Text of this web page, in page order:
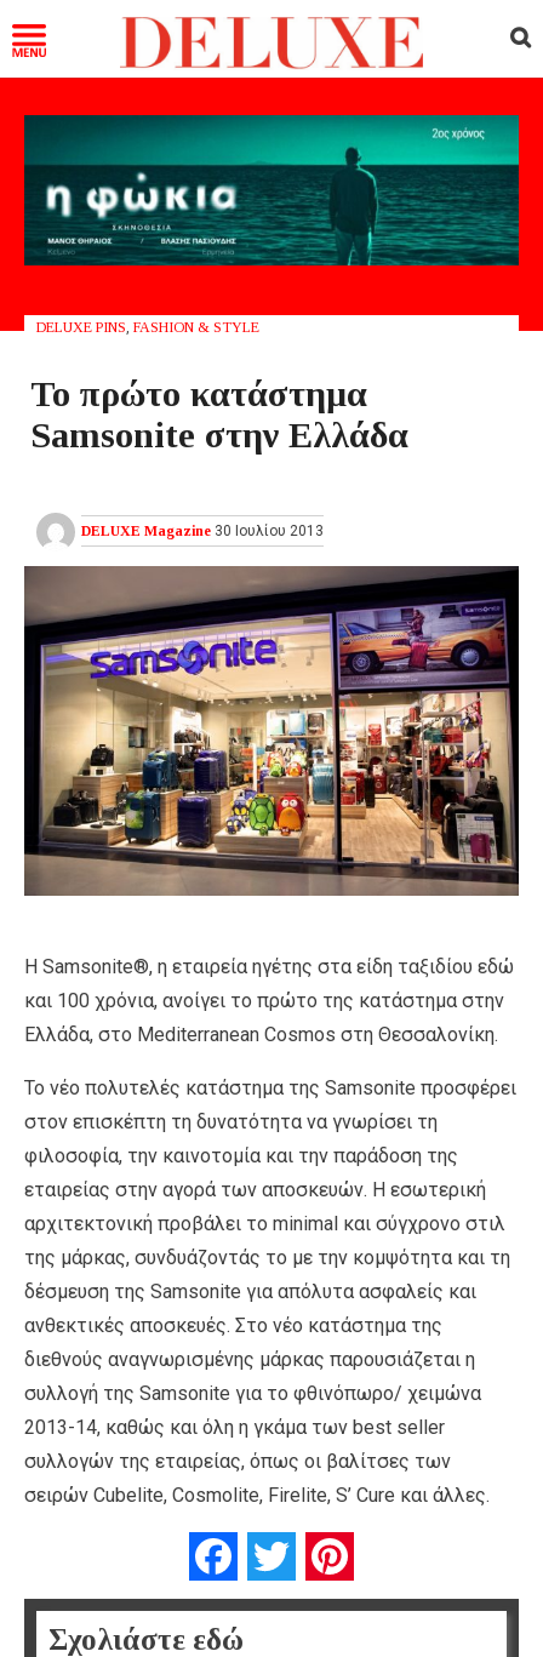
DELUXE PINS FASHION & STYLE
Το πρώτο κατάστημα
Samsonite στην Ελλάδα
DELUXE Magazine 30 Ιουλίου 2013
Η Samsonite®, η εταιρεία ηγέτης στα είδη ταξιδίου εδώ
και 100 χρόνια, ανοίγει το πρώτο της κατάστημα στην
Ελλάδα, στο Mediterranean Cosmos στη Θεσσαλονίκη.
Το νέο πολυτελές κατάστημα της Samsonite προσφέρει
στον επισκέπτη τη δυνατότητα να γνωρίσει τη
φιλοσοφία, την καινοτομία και την παράδοση της
εταιρείας στην αγορά των αποσκευών. Η εσωτερική
αρχιτεκτονική προβάλει το minimal και σύγχρονο στιλ
της μάρκας, συνδυάζοντάς το με την κομψότητα και τη
δέσμευση της Samsonite για απόλυτα ασφαλείς και
ανθεκτικές αποσκευές. Στο νέο κατάστημα της
διεθνούς αναγνωρισμένης μάρκας παρουσιάζεται η
συλλογή της Samsonite για το φθινόπωρο/ χειμώνα
2013-14, καθώς και όλη η γκάμα των best seller
συλλογών της εταιρείας, όπως οι βαλίτσες των
σειρών Cubelite, Cosmolite, Firelite, S’ Cure και άλλες.
FacebookTwitter
Σχολιάστε εδώ